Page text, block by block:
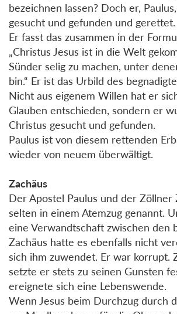
bezeichnen lassen? Doch er,
gesucht und gefunden und gerettet.
Er fasst das zusammen in der
„Christus Jesus ist in die Welt
Sünder selig zu machen, unter
bin.“ Er ist das Urbild des
Nicht aus eigenem Willen hat er
Glauben entschieden, sondern er
Christus gesucht und gefunden.
Paulus ist von diesem rettenden
wieder von neuem überwältigt.
Zachäus
Der Apostel Paulus und der Zöllner
selten in einem Atemzug genannt.
eine Verwandtschaft zwischen den
Zachäus hatte es ebenfalls nicht
sich ihm zuwendet. Er war korrupt.
setzte er stets zu seinen Gunsten
ereignete sich eine Lebenswende.
Wenn Jesus beim Durchzug durch